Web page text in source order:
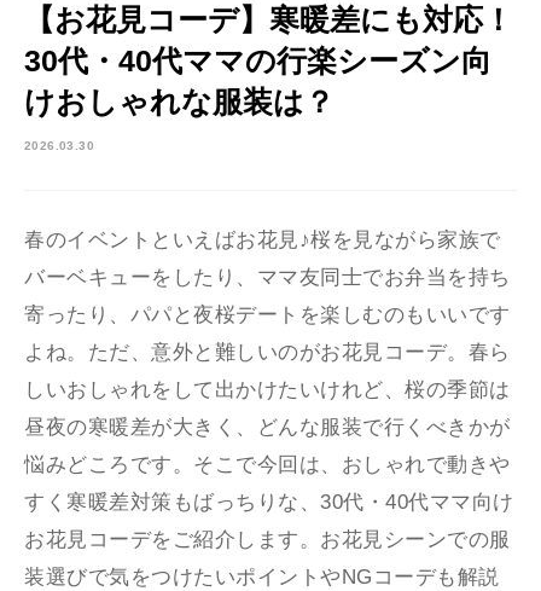
【お花見コーデ】寒暖差にも対応！
30代・40代ママの行楽シーズン向
けおしゃれな服装は？
2026.03.30
春のイベントといえばお花見♪桜を見ながら家族で
バーベキューをしたり、ママ友同士でお弁当を持ち
寄ったり、パパと夜桜デートを楽しむのもいいです
よね。ただ、意外と難しいのがお花見コーデ。春ら
しいおしゃれをして出かけたいけれど、桜の季節は
昼夜の寒暖差が大きく、どんな服装で行くべきかが
悩みどころです。そこで今回は、おしゃれで動きや
すく寒暖差対策もばっちりな、30代・40代ママ向け
お花見コーデをご紹介します。お花見シーンでの服
装選びで気をつけたいポイントやNGコーデも解説